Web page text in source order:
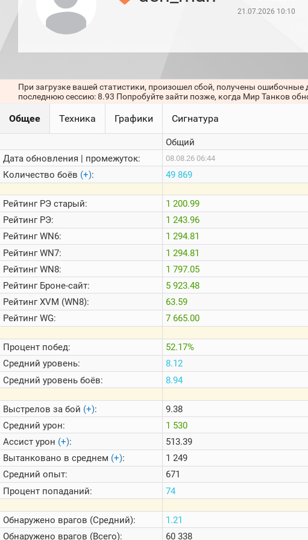
последние
сессии)
1000
стримеров
Информация
Онлайн
Цветовая
шкала
Теlegram
ВК
Портал
Мира
21.07.2026 10:10
При загрузке вашей статистики, произошел сбой, получены
последнюю сессию: 8.93 Попробуйте зайти позже, когда Мир Танков
Общее Техника Графики Сигнатура
Дата обновления | промежуток:
Количество боёв (+):
РейтингРЭ старый:
РейтингРЭ:
РейтингWN6:
РейтингWN7:
РейтингWN8:
РейтингБроне-сайт:
РейтингXVM (WN8):
РейтингWG:
Процент побед:
Средний уровень:
Средний уровень боёв:
Выстрелов за бой (+):
Средний урон:
Ассист урон (+):
Вытанковано в среднем (+):
Средний опыт:
Процент попаданий:
Обнаружено врагов (Средний):
Обнаружено врагов (Всего):
Общий
08.08.26 06:44
49 869
1 200.99
1 243.96
1 294.81
1 294.81
1 797.05
5 923.48
63.59
7 665.00
52.17%
8.12
8.94
9.38
1 530
513.39
1 249
671
74
1.21
60 338